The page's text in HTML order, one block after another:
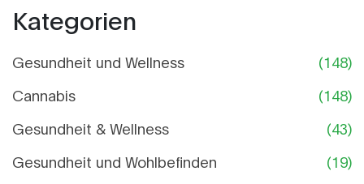
Kategorien
Gesundheit und Wellness
(148)
Cannabis
(148)
Gesundheit & Wellness
(43)
Gesundheit und Wohlbefinden
(19)